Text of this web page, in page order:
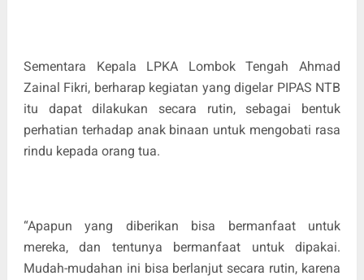
Sementara Kepala LPKA Lombok Tengah Ahmad
Zainal Fikri, berharap kegiatan yang digelar PIPAS NTB
itu dapat dilakukan secara rutin, sebagai bentuk
perhatian terhadap anak binaan untuk mengobati rasa
rindu kepada orang tua.
“Apapun yang diberikan bisa bermanfaat untuk
mereka, dan tentunya bermanfaat untuk dipakai.
Mudah-mudahan ini bisa berlanjut secara rutin, karena